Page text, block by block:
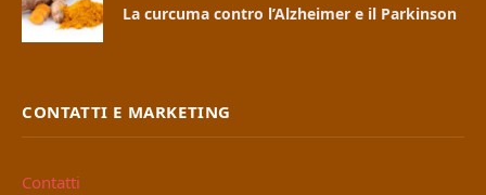
La curcuma contro l’Alzheimer e il Parkinson
CONTATTI E MARKETING
Contatti